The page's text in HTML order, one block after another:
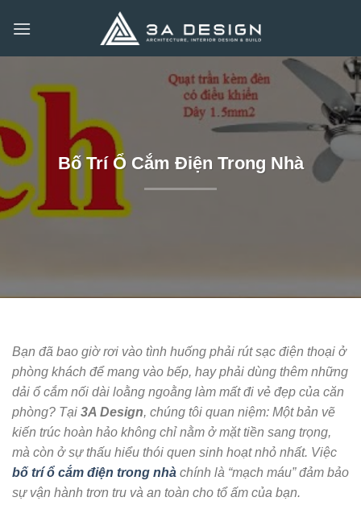
qua
Bố Trí Ổ Cắm Điện Trong Nhà
Bạn đã bao giờ rơi vào tình huống phải rút sạc điện thoại ở
phòng khách để mang vào bếp, hay phải dùng thêm những
dải ổ cắm nối dài loằng ngoằng làm mất đi vẻ đẹp của căn
phòng? Tại 3A Design, chúng tôi quan niệm: Một bản vẽ
kiến trúc hoàn hảo không chỉ nằm ở mặt tiền sang trọng,
mà còn ở sự thấu hiểu thói quen sinh hoạt nhỏ nhất. Việc
bố trí ổ cắm điện trong nhà chính là “mạch máu” đảm bảo
sự vận hành trơn tru và an toàn cho tổ ấm của bạn.